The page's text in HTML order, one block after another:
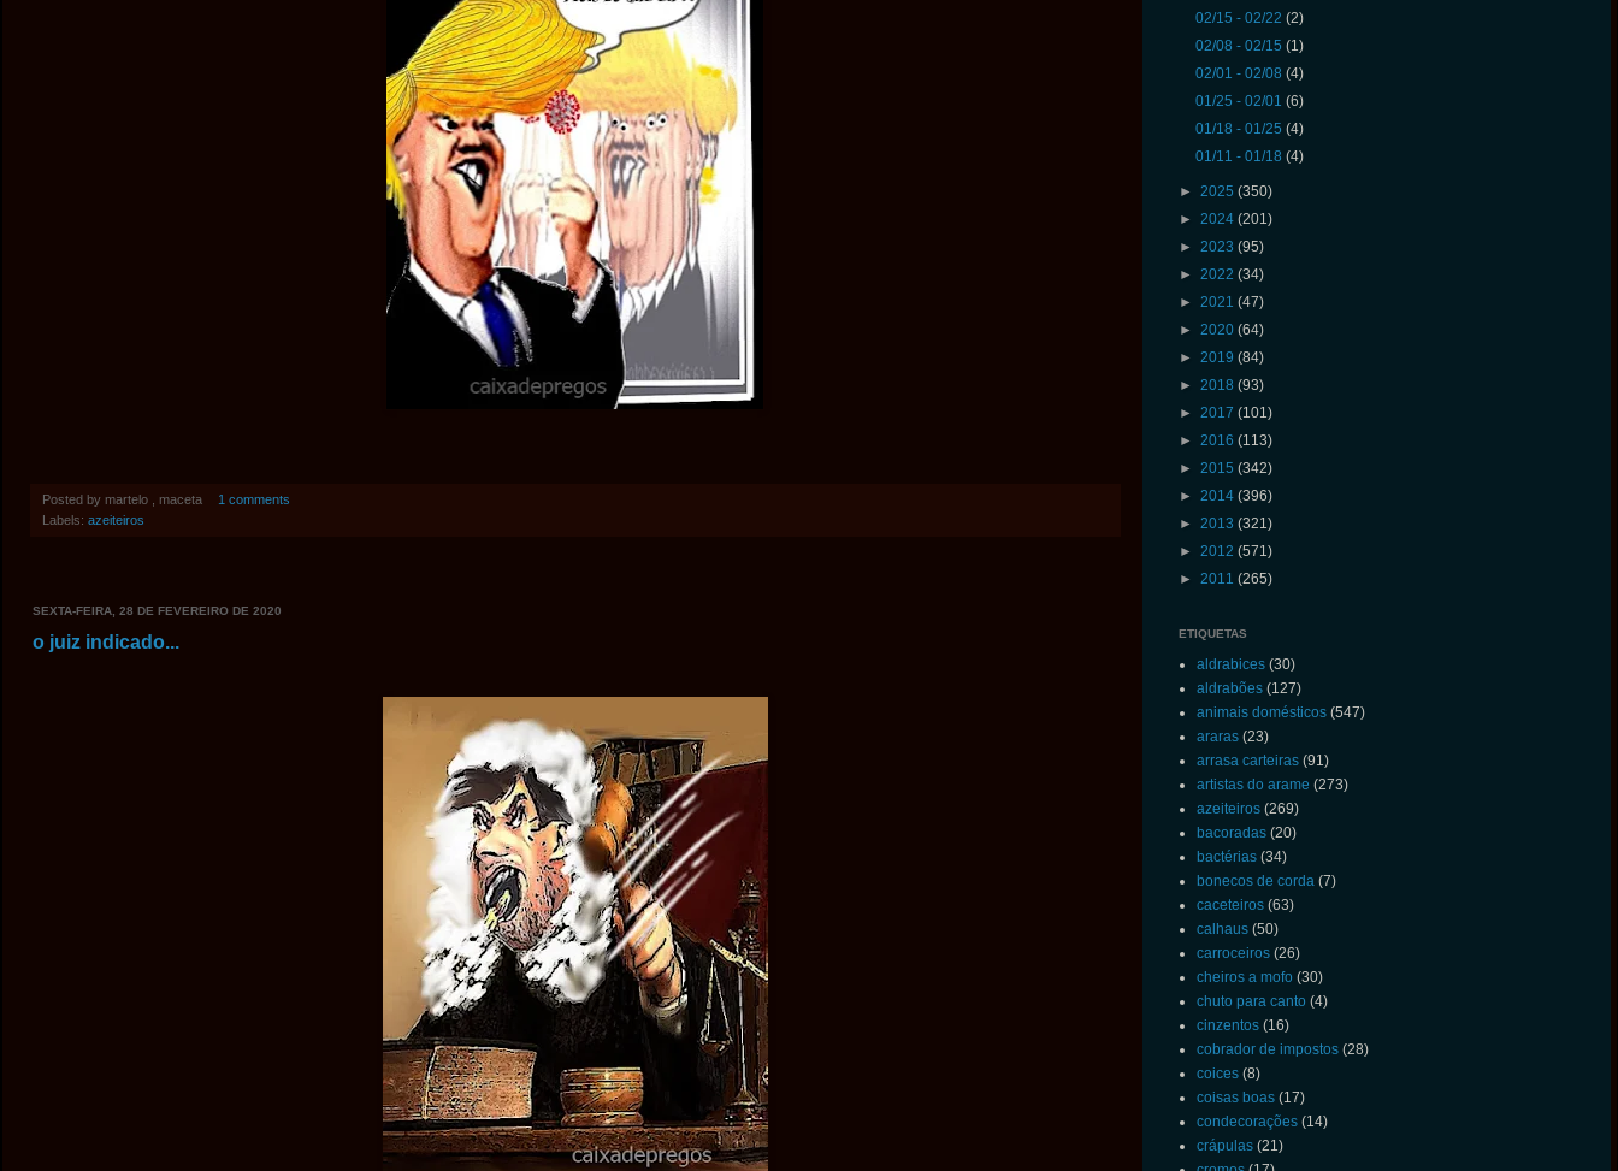
Posted by martelo , maceta
1 comments
Labels: azeiteiros
SEXTA-FEIRA, 28 DE FEVEREIRO DE 2020
o juiz indicado...
02/15 - 02/22 (2)
02/08 - 02/15 (1)
02/01 - 02/08 (4)
01/25 - 02/01 (6)
01/18 - 01/25 (4)
01/11 - 01/18 (4)
► 2025 (350)
► 2024 (201)
► 2023 (95)
► 2022 (34)
► 2021 (47)
► 2020 (64)
► 2019 (84)
► 2018 (93)
► 2017 (101)
► 2016 (113)
► 2015 (342)
► 2014 (396)
► 2013 (321)
► 2012 (571)
► 2011 (265)
ETIQUETAS
aldrabices (30)
aldrabões (127)
animais domésticos (547)
araras (23)
arrasa carteiras (91)
artistas do arame (273)
azeiteiros (269)
bacoradas (20)
bactérias (34)
bonecos de corda (7)
caceteiros (63)
calhaus (50)
carroceiros (26)
cheiros a mofo (30)
chuto para canto (4)
cinzentos (16)
cobrador de impostos (28)
coices (8)
coisas boas (17)
condecorações (14)
crápulas (21)